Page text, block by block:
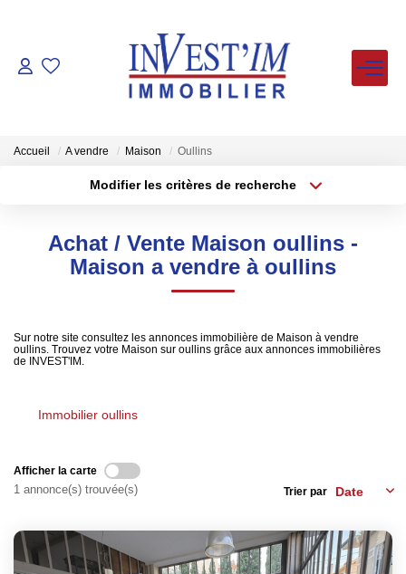
ACHETER
LOUER
ESTIMER
NOUS REJOINDRE
Accueil A vendre Maison Oullins
Modifier les critères de recherche
Sélectionnez...
Type de bien
Surface min
Créer une alerte
Achat / Vente Maison oullins -
Maison a vendre à oullins
Sur notre site consultez les annonces immobilière de Maison à vendre
oullins. Trouvez votre Maison sur oullins grâce aux annonces immobilières
de INVEST'IM.
Immobilier oullins
Afficher la carte
1 annonce(s) trouvée(s) Trier par